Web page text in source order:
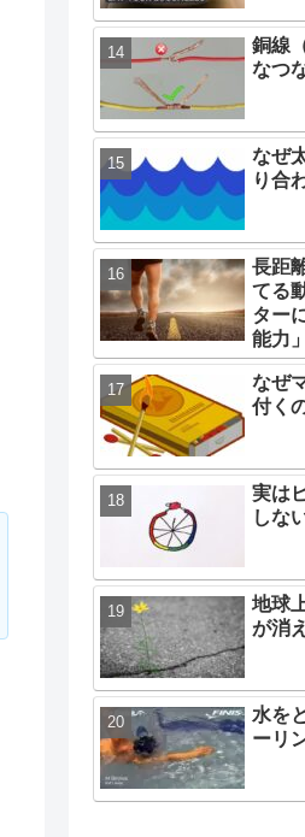
銅線
なつ
なぜ
り合
長距
てる
ター
能力」
なぜ
付く
実は
しな
地球
が消
水を
ーリ